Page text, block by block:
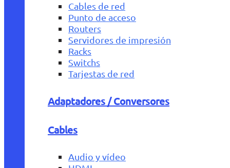
Cables de red
Punto de acceso
Routers
Servidores de impresión
Racks
Switchs
Tarjestas de red
Adaptadores / Conversores
Cables
Audio y vídeo